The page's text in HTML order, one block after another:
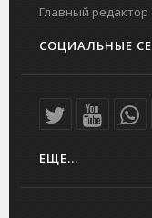
Главный
СОЦИАЛЬНЫЕ
ЕЩЕ...